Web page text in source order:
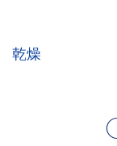
乾燥